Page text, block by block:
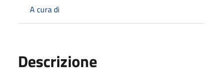
A cura di
Descrizione